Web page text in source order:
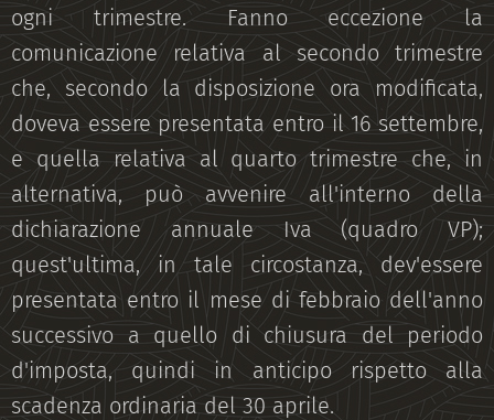
ogni trimestre. Fanno eccezione la
comunicazione relativa al secondo trimestre
che, secondo la disposizione ora modificata,
doveva essere presentata entro il 16 settembre,
e quella relativa al quarto trimestre che, in
alternativa, può avvenire all'interno della
dichiarazione annuale Iva (quadro VP);
quest'ultima, in tale circostanza, dev'essere
presentata entro il mese di febbraio dell'anno
successivo a quello di chiusura del periodo
d'imposta, quindi in anticipo rispetto alla
scadenza ordinaria del 30 aprile.